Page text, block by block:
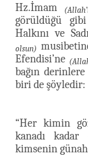
Hz.İmam
görüldüğü
Halkını ve
olsun)
Efendisi’ne
bağın
biri de şöyledir:
“Her kimin
kanadı
kimsenin